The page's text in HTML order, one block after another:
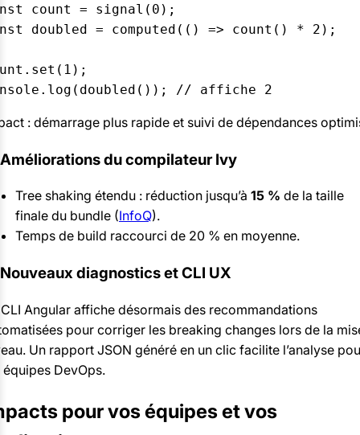
count = signal(0);
doubled = computed(() => count() * 2);
: démarrage plus rapide et suivi de dépendances
du compilateur Ivy
Tree shaking étendu : réduction jusqu’à 15 % de la taille
finale du bundle (InfoQ).
Temps de build raccourci de 20 % en moyenne.
diagnostics et CLI UX
Angular affiche désormais des recommandations
pour corriger les breaking changes lors de la
Un rapport JSON généré en un clic facilite l’analyse
équipes DevOps.
pour vos équipes et vos